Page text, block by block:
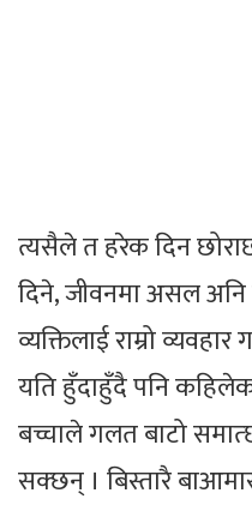
त्यसैले त हरेक दिन
दिने, जीवनमा असल अनि
व्यक्तिलाई राम्रो
यति हुँदाहुँदै पनि
बच्चाले गलत बाटो
सक्छन् । बिस्तारै